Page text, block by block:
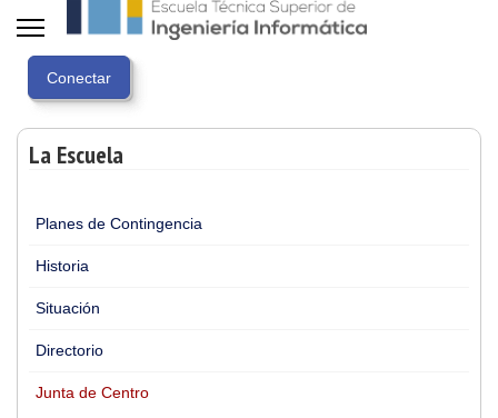
La Escuela
Planes de Contingencia
Historia
Situación
Directorio
Junta de Centro